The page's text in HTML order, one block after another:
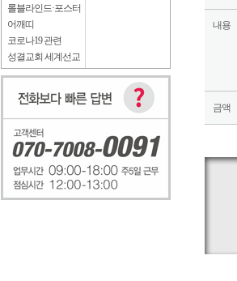
롤블라인드·포스터
어깨띠
코로나19 관련
성결교회 세계선교
내용
금액